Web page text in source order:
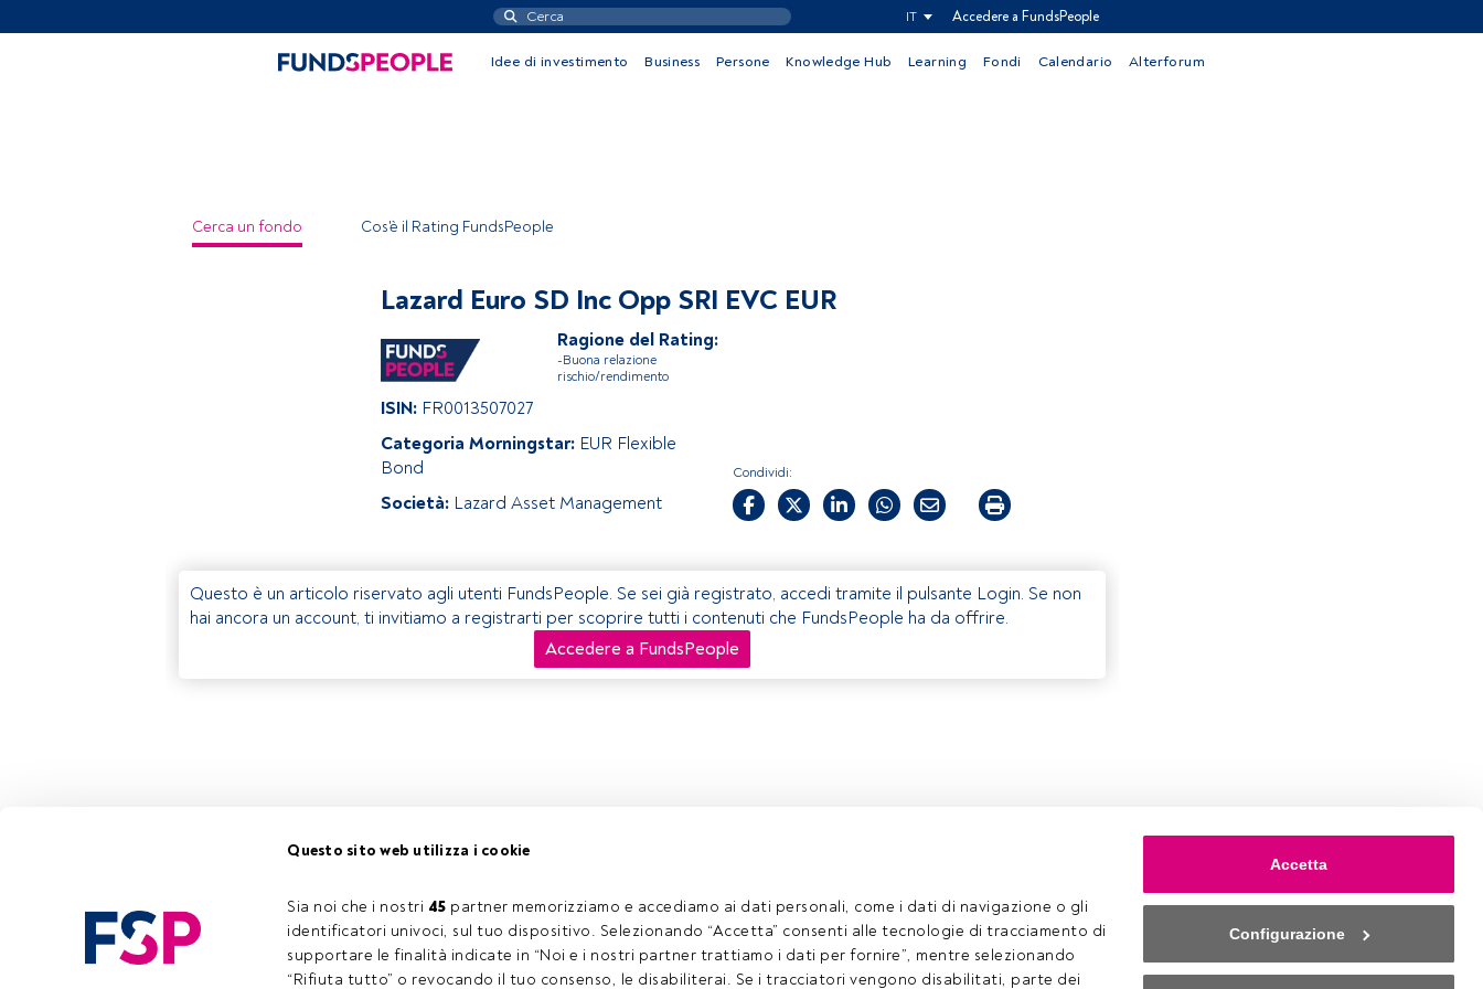
Questo sito web utilizza i cookie
Sia noi che i nostri 45 partner memorizziamo e accediamo ai dati personali, come i dati di navigazione o gli
identificatori univoci, sul tuo dispositivo. Selezionando “Accetta” consenti alle tecnologie di tracciamento di
supportare le finalità indicate in “Noi e i nostri partner trattiamo i dati per fornire”, mentre selezionando
“Rifiuta tutto” o revocando il tuo consenso, le disabiliterai. Se i tracciatori vengono disabilitati, parte dei
Accetta
Configurazione
IT Accedere a FundsPeople
Idee di investimento Business Persone Knowledge Hub Learning Fondi Calendario Alterforum
Cerca un fondo Cos'è il Rating FundsPeople
Lazard Euro SD Inc Opp SRI EVC EUR
Ragione del Rating:
-Buona relazione
rischio/rendimento
ISIN: FR0013507027
Categoria Morningstar: EUR Flexible
Bond
Società: Lazard Asset Management
Condividi:
Questo è un articolo riservato agli utenti FundsPeople. Se sei già registrato, accedi tramite il pulsante Login. Se non
hai ancora un account, ti invitiamo a registrarti per scoprire tutti i contenuti che FundsPeople ha da offrire.
Accedere a FundsPeople